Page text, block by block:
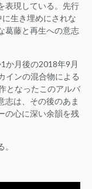
表現している。先行
生き埋めにされな
葛藤と再生への意志
か月後の2018年9月
インの混合物による
となったこのアルバ
志は、その後のあま
の心に深い余韻を残